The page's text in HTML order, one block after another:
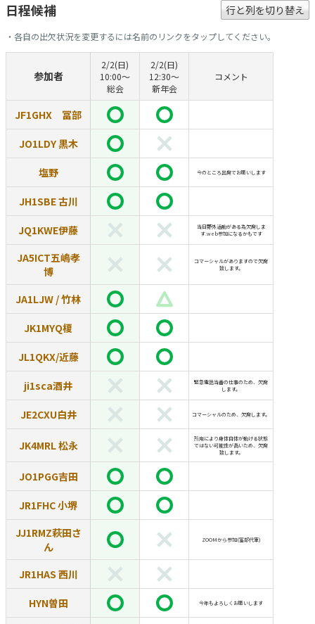
日程候補 行と列を切り替え
・各自の出欠状況を変更するには名前のリンクをタップしてください。
参加者
2/2(日)
10:00〜
総会
2/2(日)
12:30〜
新年会
コメント
JF1GHX 冨部
JO1LDY 黒木
塩野 今のところ出席でお願いします
JH1SBE 古川
JQ1KWE伊藤
当日野外活動がある為欠席しま
す.web参加になるかもです
JA5ICT五嶋孝
博
コマーシャルがありますので欠席
致します。
JA1LJW / 竹林
JK1MYQ榎
JL1QKX/近藤
ji1sca酒井
緊急電話当番の仕事のため、欠席
します。
JE2CXU白井 コマーシャルのため、欠席します。
JK4MRL 松永
所用により身体自体が動ける状態
ではない可能性が高いため、欠席
致します。
JO1PGG吉田
JR1FHC 小堺
JJ1RMZ萩田さ
ん
ZOOMから参加(冨部代筆)
JR1HAS 西川
HYN曽田 今年もよろしくお願いします